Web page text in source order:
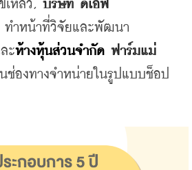
เหลว , บริษัท ดีเอฟ
ทำหน้าที่วิจัยและพัฒนา
ะห้างหุ้นส่วนจำกัด ฟาร์มแม่
ช่องทางจำหน่ายในรูปแบบช็อป